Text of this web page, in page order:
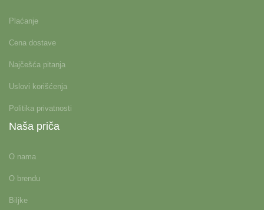
Plaćanje
Cena dostave
Najčešća pitanja
Uslovi korišćenja
Politika privatnosti
Naša priča
O nama
O brendu
Biljke